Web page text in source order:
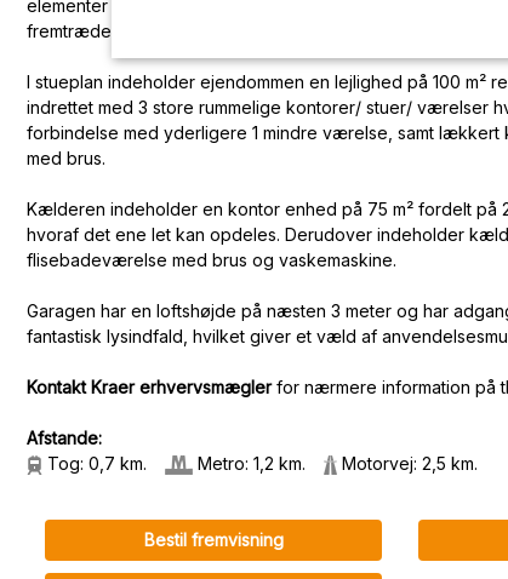
elementer samt 2 stuer en suite hvoraf den ene af udgang
fremtræder hele etagen i en meget flot og indbydende
I stueplan indeholder ejendommen en lejlighed på 100 m²
indrettet med 3 store rummelige kontorer/ stuer/ værelser
forbindelse med yderligere 1 mindre værelse, samt
med brus.
Kælderen indeholder en kontor enhed på 75 m² fordelt på
hvoraf det ene let kan opdeles. Derudover indeholder
flisebadeværelse med brus og vaskemaskine.
Garagen har en loftshøjde på næsten 3 meter og har
fantastisk lysindfald, hvilket giver et væld af
Kontakt Kraer erhvervsmæglerfor nærmere information på tlf.
Afstande:
Tog: 0,7 km.
Metro: 1,2 km. Motorvej: 2,5 km.
Bestil fremvisning